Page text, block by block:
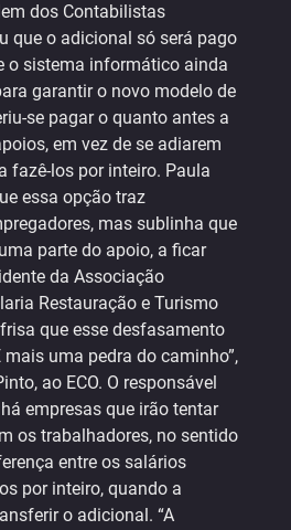
dos Contabilistas
que o adicional só será pago
o sistema informático ainda
garantir o novo modelo de
se pagar o quanto antes a
em vez de se adiarem
fazê-los por inteiro. Paula
essa opção traz
mas sublinha que
parte do apoio, a ficar
da Associação
Restauração e Turismo
que esse desfasamento
uma pedra do caminho”,
ao ECO. O responsável
empresas que irão tentar
os trabalhadores, no sentido
entre os salários
por inteiro, quando a
o adicional. “A